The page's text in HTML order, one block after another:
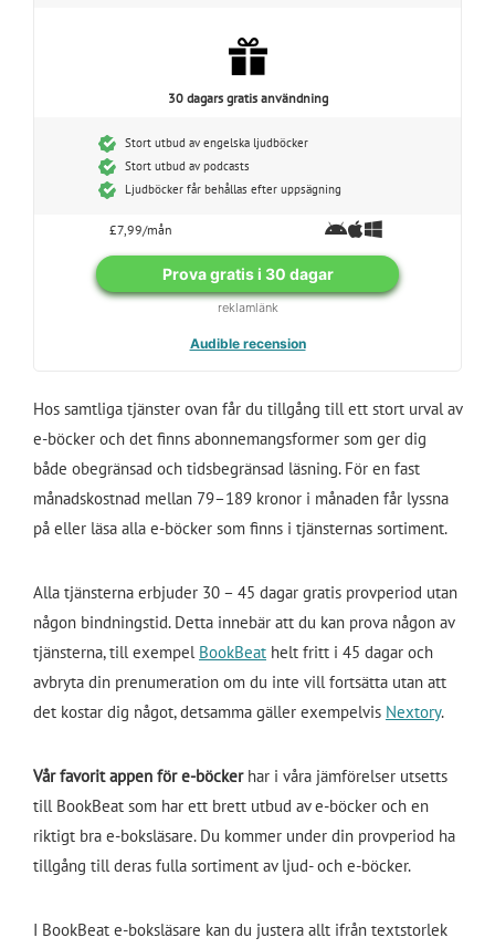
30 dagars gratis användning
Stort utbud av engelska ljudböcker
Stort utbud av podcasts
Ljudböcker får behållas efter uppsägning
£7,99/mån
Prova gratis i 30 dagar
reklamlänk
Audible recension
Hos samtliga tjänster ovan får du tillgång till ett stort urval av
e-böcker och det finns abonnemangsformer som ger dig
både obegränsad och tidsbegränsad läsning. För en fast
månadskostnad mellan 79–189 kronor i månaden får lyssna
på eller läsa alla e-böcker som finns i tjänsternas sortiment.
Alla tjänsterna erbjuder 30 – 45 dagar gratis provperiod utan
någon bindningstid. Detta innebär att du kan prova någon av
tjänsterna, till exempel BookBeat helt fritt i 45 dagar och
avbryta din prenumeration om du inte vill fortsätta utan att
det kostar dig något, detsamma gäller exempelvis Nextory.
Vår favorit appen för e-böckerhar i våra jämförelser utsetts
till BookBeat som har ett brett utbud av e-böcker och en
riktigt bra e-boksläsare. Du kommer under din provperiod ha
tillgång till deras fulla sortiment av ljud- och e-böcker.
I BookBeat e-boksläsare kan du justera allt ifrån textstorlek